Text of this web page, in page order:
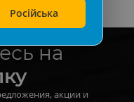
на
акции и
Російська